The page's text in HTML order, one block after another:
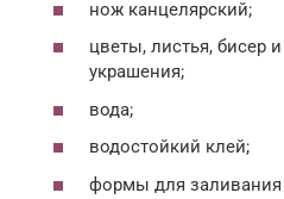
нож канцелярский;
цветы, листья, бисер
украшения;
вода;
водостойкий клей;
формы для заливания